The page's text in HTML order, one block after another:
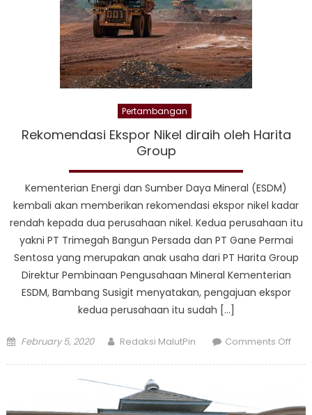
Pertambangan
Rekomendasi Ekspor Nikel diraih oleh Harita
Group
Kementerian Energi dan Sumber Daya Mineral (ESDM)
kembali akan memberikan rekomendasi ekspor nikel kadar
rendah kepada dua perusahaan nikel. Kedua perusahaan itu
yakni PT Trimegah Bangun Persada dan PT Gane Permai
Sentosa yang merupakan anak usaha dari PT Harita Group
Direktur Pembinaan Pengusahaan Mineral Kementerian
ESDM, Bambang Susigit menyatakan, pengajuan ekspor
kedua perusahaan itu sudah […]
Posted
February 5, 2020 Author
Redaksi MalutPin Comments Offon